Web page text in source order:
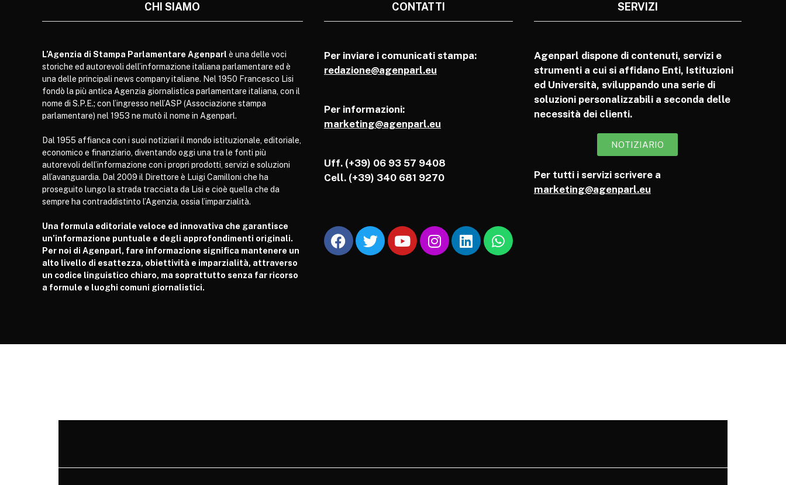
CHI SIAMO
L’Agenzia di Stampa Parlamentare Agenparl è una delle voci
storiche ed autorevoli dell’informazione italiana parlamentare ed è
una delle principali news company italiane. Nel 1950 Francesco Lisi
fondò la più antica Agenzia giornalistica parlamentare italiana, con il
nome di S.P.E.; con l’ingresso nell’ASP (Associazione stampa
parlamentare) nel 1953 ne mutò il nome in Agenparl.
Dal 1955 affianca con i suoi notiziari il mondo istituzionale, editoriale,
economico e finanziario, diventando oggi una tra le fonti più
autorevoli dell’informazione con i propri prodotti, servizi e soluzioni
all’avanguardia. Dal 2009 il Direttore è Luigi Camilloni che ha
proseguito lungo la strada tracciata da Lisi e cioè quella che da
sempre ha contraddistinto l’Agenzia, ossia l’imparzialità.
Una formula editoriale veloce ed innovativa che garantisce
un’informazione puntuale e degli approfondimenti originali.
Per noi di Agenparl, fare informazione significa mantenere un
alto livello di esattezza, obiettività e imparzialità, attraverso
un codice linguistico chiaro, ma soprattutto senza far ricorso
a formule e luoghi comuni giornalistici.
CONTATTI
Per inviare i comunicati stampa:
redazione@agenparl.eu
Per informazioni:
marketing@agenparl.eu
Uff. (+39) 06 93 57 9408
Cell. (+39) 340 681 9270
SERVIZI
Agenparl dispone di contenuti, servizi e
strumenti a cui si affidano Enti, Istituzioni
ed Università, sviluppando una serie di
soluzioni personalizzabili a seconda delle
necessità dei clienti.
NOTIZIARIO
Per tutti i servizi scrivere a
marketing@agenparl.eu